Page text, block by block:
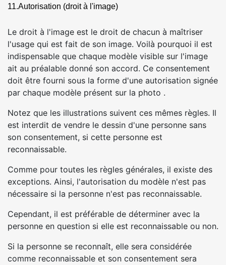
11.Autorisation (droit à l'image)
Le droit à l'image est le droit de chacun à maîtriser
l'usage qui est fait de son image. Voilà pourquoi il est
indispensable que chaque modèle visible sur l'image
ait au préalable donné son accord. Ce consentement
doit être fourni sous la forme d'une autorisation signée
par chaque modèle présent sur la photo .
Notez que les illustrations suivent ces mêmes règles. Il
est interdit de vendre le dessin d'une personne sans
son consentement, si cette personne est
reconnaissable.
Comme pour toutes les règles générales, il existe des
exceptions. Ainsi, l'autorisation du modèle n'est pas
nécessaire si la personne n'est pas reconnaissable.
Cependant, il est préférable de déterminer avec la
personne en question si elle est reconnaissable ou non.
Si la personne se reconnaît, elle sera considérée
comme reconnaissable et son consentement sera